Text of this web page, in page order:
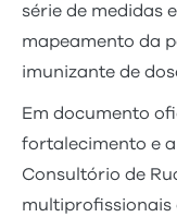
série de medidas
mapeamento da
imunizante de
Em documento
fortalecimento e
Consultório de
multiprofissionais